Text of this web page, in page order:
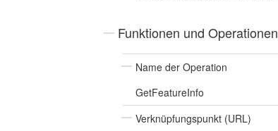
Funktionen und Operationen
Name der Operation
GetFeatureInfo
Verknüpfungspunkt (URL)